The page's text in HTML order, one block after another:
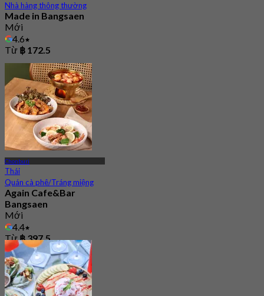
Nhà hàng thông thường
Made in Bangsaen
Mới
4.6
Từ ฿ 172.5
Chonburi
Thái
Quán cà phê/Tráng miệng
Again Cafe&Bar
Bangsaen
Mới
4.4
Từ฿ 397.5